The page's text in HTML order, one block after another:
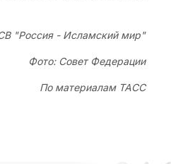
"Россия - Исламский мир"
Фото: Совет Федерации
По материалам ТАСС